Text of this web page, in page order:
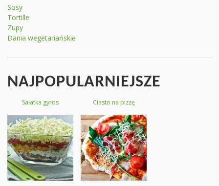
Sosy
Tortille
Zupy
Dania wegetariańskie
NAJPOPULARNIEJSZE
Sałatka gyros Ciasto na pizzę